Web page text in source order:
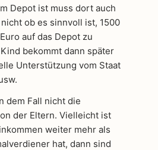
Depot ist muss dort auch
ob es sinnvoll ist, 1500
auf das Depot zu
bekommt dann später
Unterstützung vom Staat
dem Fall nicht die
der Eltern. Vielleicht ist
weiter mehr als
hat, dann sind